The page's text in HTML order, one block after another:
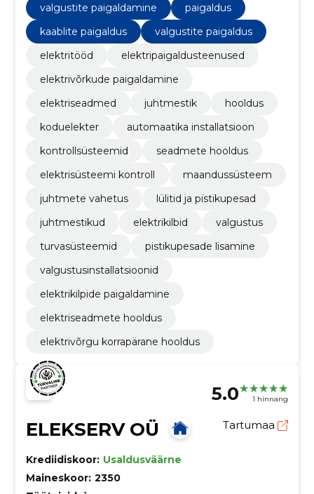
valgustite paigaldamine
paigaldus
kaablite paigaldus
valgustite paigaldus
elektritööd
elektripaigaldusteenused
elektrivõrkude paigaldamine
elektriseadmed
juhtmestik
hooldus
koduelekter
automaatika installatsioon
kontrollsüsteemid
seadmete hooldus
elektrisüsteemi kontroll
maandussüsteem
juhtmete vahetus
lülitid ja pistikupesad
juhtmestikud
elektrikilbid
valgustus
turvasüsteemid
pistikupesade lisamine
valgustusinstallatsioonid
elektrikilpide paigaldamine
elektriseadmete hooldus
elektrivõrgu korrapärane hooldus
5.0 1 hinnang
ELEKSERV OÜ Tartumaa
Krediidiskoor: Usaldusväärne
Maineskoor: 2350